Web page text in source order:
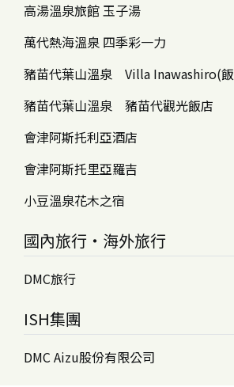
高湯溫泉旅館 玉子湯
萬代熱海溫泉 四季彩一力
豬苗代葉山溫泉 Villa Inawashiro(
豬苗代葉山溫泉 豬苗代觀光飯店
會津阿斯托利亞酒店
會津阿斯托里亞羅吉
小豆溫泉花木之宿
國內旅行・海外旅行
DMC旅行
ISH集團
DMC Aizu股份有限公司